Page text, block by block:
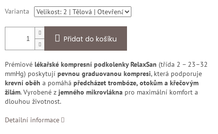
Varianta
Přidat do košíku
Prémiové lékařské kompresní podkolenky RelaxSan (třída 2 – 23–32
mmHg) poskytují pevnou graduovanou kompresi, která podporuje
krevní oběh a pomáhá předcházet trombóze, otokům a křečovým
žilám. Vyrobené z jemného mikrovlákna pro maximální komfort a
dlouhou životnost.
Detailní informace